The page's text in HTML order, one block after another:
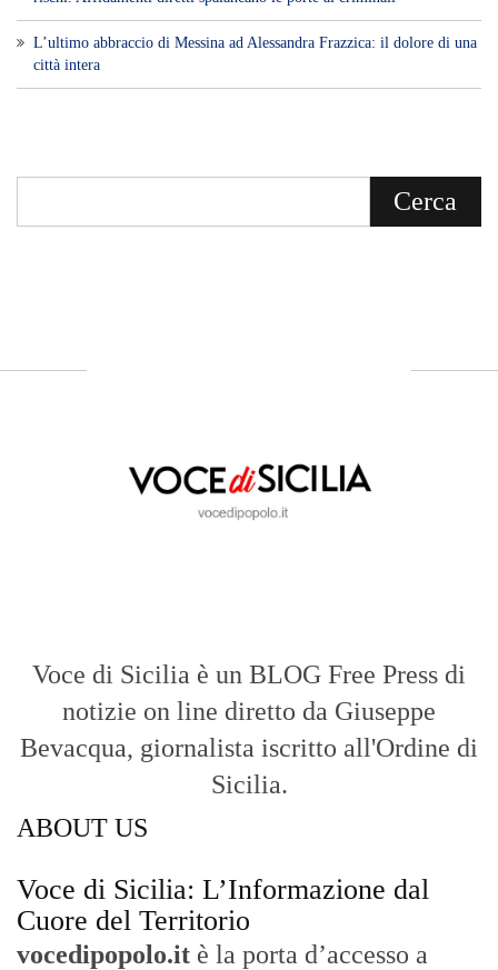
L’ultimo abbraccio di Messina ad Alessandra Frazzica: il dolore di una
città intera
Voce di Sicilia è un BLOG Free Press di
notizie on line diretto da Giuseppe
Bevacqua, giornalista iscritto all'Ordine di
Sicilia.
ABOUT US
Voce di Sicilia: L’Informazione dal
Cuore del Territorio
vocedipopolo.it è la porta d’accesso a